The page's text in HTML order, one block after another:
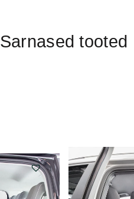
Sarnased tooted